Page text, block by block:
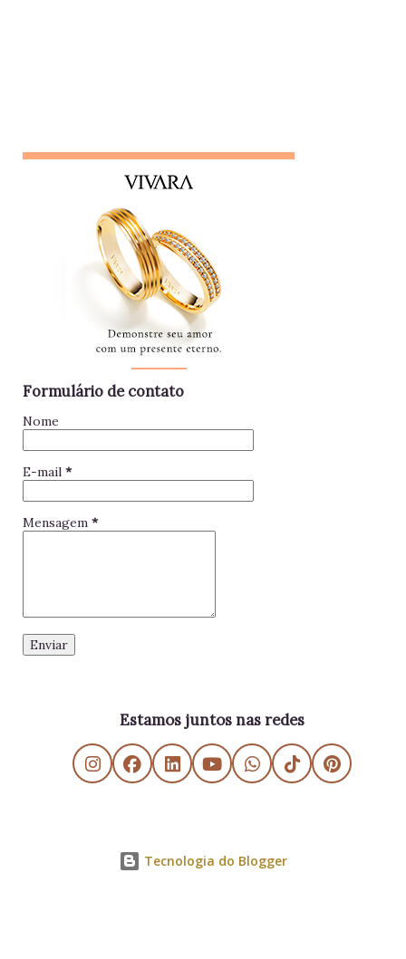
e está sempre metida em confusões. Colegas assim
raramente contribuem para a equipe - mantenha distância e
foque no seu trabalho. Impac...
Formulário de contato
Nome
E-mail *
Mensagem *
Estamos juntos nas redes
Tecnologia do Blogger